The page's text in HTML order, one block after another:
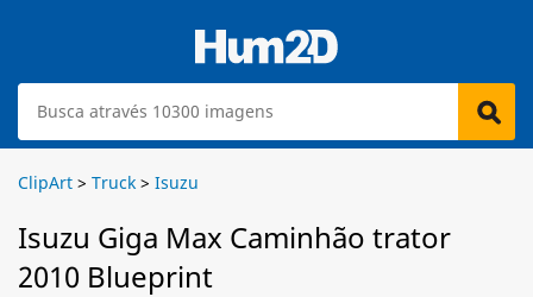
ClipArt > Truck > Isuzu
Isuzu Giga Max Caminhão trator
2010 Blueprint